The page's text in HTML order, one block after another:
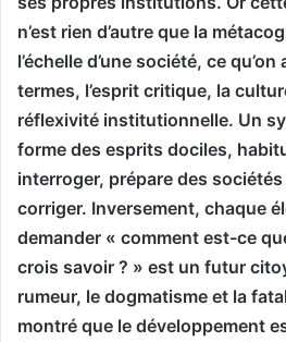
n’est rien d’autre que la
l’échelle d’une société, ce
termes, l’esprit critique, la
réflexivité institutionnelle. Un
forme des esprits dociles,
interroger, prépare des
corriger. Inversement, chaque
demander « comment est-ce
crois savoir ? » est un futur
rumeur, le dogmatisme et la
montré que le développement